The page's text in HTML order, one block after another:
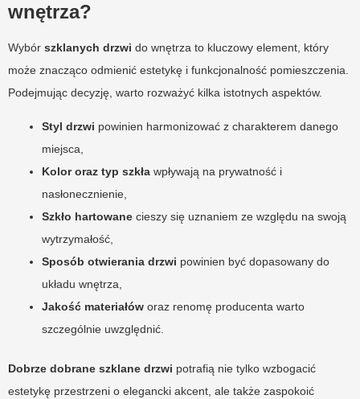
wnętrza?
Wybór szklanych drzwi do wnętrza to kluczowy element, który
może znacząco odmienić estetykę i funkcjonalność pomieszczenia.
Podejmując decyzję, warto rozważyć kilka istotnych aspektów.
Styl drzwi powinien harmonizować z charakterem danego
miejsca,
Kolor oraz typ szkła wpływają na prywatność i
nasłonecznienie,
Szkło hartowane cieszy się uznaniem ze względu na swoją
wytrzymałość,
Sposób otwierania drzwi powinien być dopasowany do
układu wnętrza,
Jakość materiałów oraz renomę producenta warto
szczególnie uwzględnić.
Dobrze dobrane szklane drzwi potrafią nie tylko wzbogacić
estetykę przestrzeni o elegancki akcent, ale także zaspokoić